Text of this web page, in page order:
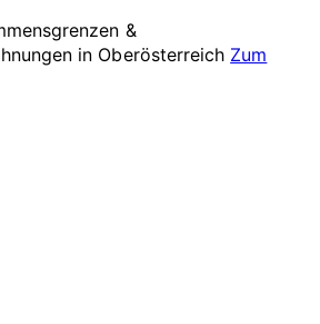
&
in Oberösterreich Zum